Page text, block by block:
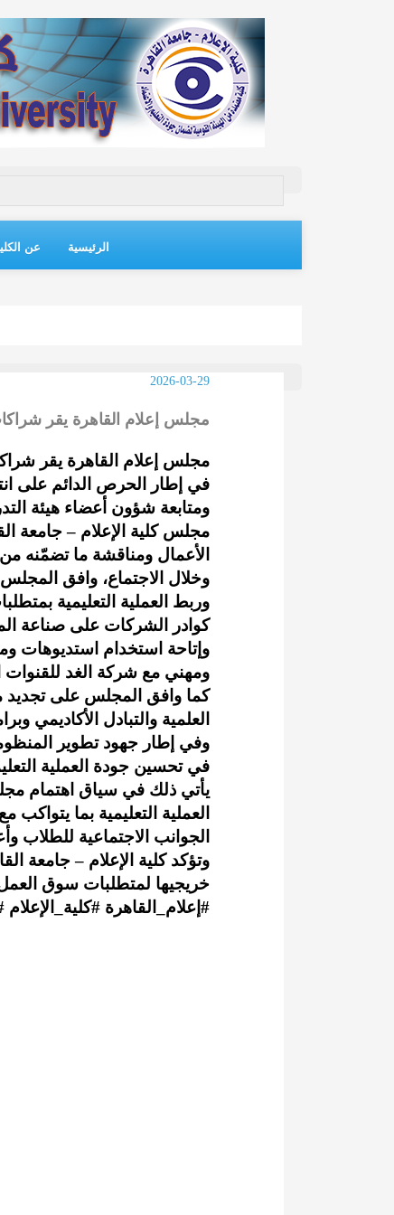
الرئيسية عن
2026-03-29
مجلس إعلام القاهرة يقر
مجلس إعلام القاهرة يقر
في إطار الحرص الدائم على
ومتابعة شؤون أعضاء هيئة
مجلس كلية الإعلام – جامعة
الأعمال ومناقشة ما تضمّنه
وخلال الاجتماع، وافق
وربط العملية التعليمية
كوادر الشركات على صناعة
وإتاحة استخدام استديوهات
ومهني مع شركة الغد للقنوات
كما وافق المجلس على تجديد
العلمية والتبادل الأكاديمي
وفي إطار جهود تطوير
في تحسين جودة العملية
يأتي ذلك في سياق اهتمام
العملية التعليمية بما
الجوانب الاجتماعية للطلاب
وتؤكد كلية الإعلام – جامعة
خريجيها لمتطلبات سوق
#إعلام_القاهرة #كلية_الإعلام